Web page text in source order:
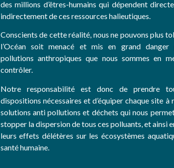
des millions d’êtres-humains qui dépendent
indirectement de ces ressources halieutiques.
Conscients de cette réalité, nous ne pouvons plus
l’Océan soit menacé et mis en grand danger
pollutions anthropiques que nous sommes en
contrôler.
Notre responsabilité est donc de prendre
dispositions nécessaires et d’équiper chaque site à
solutions anti pollutions et déchets qui nous
stopper la dispersion de tous ces polluants, et ainsi
leurs effets délétères sur les écosystèmes
santé humaine.